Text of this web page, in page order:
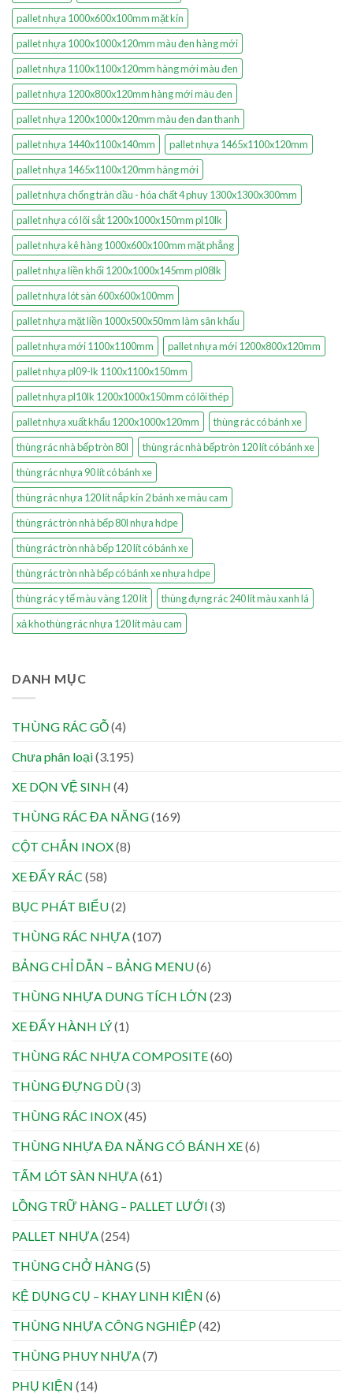
pallet nhựa 1000x600x100mm mặt kín
pallet nhựa 1000x1000x120mm màu đen hàng mới
pallet nhựa 1100x1100x120mm hàng mới màu đen
pallet nhựa 1200x800x120mm hàng mới màu đen
pallet nhựa 1200x1000x120mm màu đen đan thanh
pallet nhựa 1440x1100x140mm
pallet nhựa 1465x1100x120mm
pallet nhựa 1465x1100x120mm hàng mới
pallet nhựa chống tràn dầu - hóa chất 4 phuy 1300x1300x300mm
pallet nhựa có lõi sắt 1200x1000x150mm pl10lk
pallet nhựa kê hàng 1000x600x100mm mặt phẳng
pallet nhựa liền khối 1200x1000x145mm pl08lk
pallet nhựa lót sàn 600x600x100mm
pallet nhựa mặt liền 1000x500x50mm làm sân khấu
pallet nhựa mới 1100x1100mm
pallet nhựa mới 1200x800x120mm
pallet nhựa pl09-lk 1100x1100x150mm
pallet nhựa pl10lk 1200x1000x150mm có lõi thép
pallet nhựa xuất khẩu 1200x1000x120mm
thùng rác có bánh xe
thùng rác nhà bếp tròn 80l
thùng rác nhà bếp tròn 120 lít có bánh xe
thùng rác nhựa 90 lít có bánh xe
thùng rác nhựa 120 lít nắp kín 2 bánh xe màu cam
thùng rác tròn nhà bếp 80l nhựa hdpe
thùng rác tròn nhà bếp 120 lít có bánh xe
thùng rác tròn nhà bếp có bánh xe nhựa hdpe
thùng rác y tế màu vàng 120 lít
thùng đựng rác 240 lít màu xanh lá
xả kho thùng rác nhựa 120 lít màu cam
DANH MỤC
THÙNG RÁC GỖ(4)
Chưa phân loại(3.195)
XE DỌN VỆ SINH (4)
THÙNG RÁC ĐA NĂNG(169)
CỘT CHẮN INOX(8)
XE ĐẨY RÁC (58)
BỤC PHÁT BIỂU(2)
THÙNG RÁC NHỰA (107)
BẢNG CHỈ DẪN – BẢNG MENU(6)
THÙNG NHỰA DUNG TÍCH LỚN (23)
XE ĐẨY HÀNH LÝ(1)
THÙNG RÁC NHỰA COMPOSITE(60)
THÙNG ĐỰNG DÙ(3)
THÙNG RÁC INOX(45)
THÙNG NHỰA ĐA NĂNG CÓ BÁNH XE(6)
TẤM LÓT SÀN NHỰA (61)
LỒNG TRỮ HÀNG – PALLET LƯỚI (3)
PALLET NHỰA (254)
THÙNG CHỞ HÀNG(5)
KỆ DỤNG CỤ – KHAY LINH KIỆN (6)
THÙNG NHỰA CÔNG NGHIỆP(42)
THÙNG PHUY NHỰA (7)
PHỤ KIỆN (14)